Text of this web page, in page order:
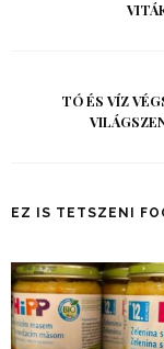
TÓ ÉS VÍZ
EZ IS TETSZENI